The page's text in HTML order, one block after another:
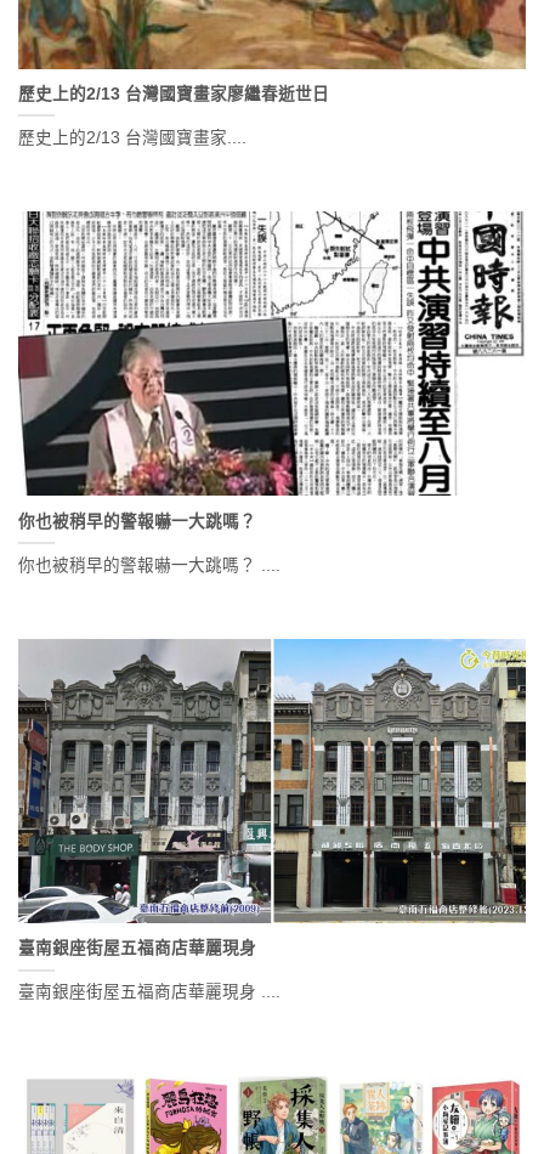
歷史上的2/13 台灣國寶畫家廖繼春逝世日
歷史上的2/13 台灣國寶畫家....
你也被稍早的警報嚇一大跳嗎？
你也被稍早的警報嚇一大跳嗎？ ....
臺南銀座街屋五福商店華麗現身
臺南銀座街屋五福商店華麗現身 ....